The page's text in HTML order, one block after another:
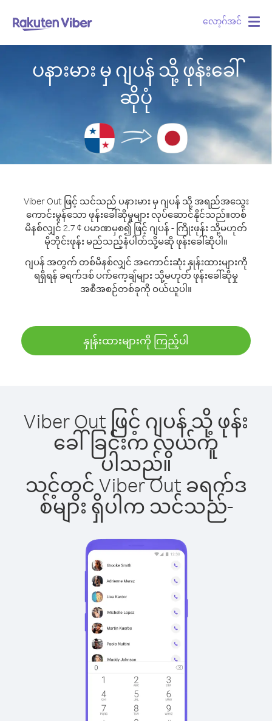
လော့ဂ်အင်
ပနားမား မှ ဂျပန် သို့ ဖုန်းခေါ်
ဆိုပုံ
Viber Out ဖြင့် သင်သည် ပနားမား မှ ဂျပန် သို့ အရည်အသွေး
ကောင်းမွန်သော ဖုန်းခေါ်ဆိုမှုများ လုပ်ဆောင်နိုင်သည်။တစ်
မိနစ်လျှင် 2.7 ¢ ပမာဏမှစ၍ ဖြင့် ဂျပန် - ကြိုးဖုန်း သို့မဟုတ်
မိုဘိုင်းဖုန်း မည်သည့်နံပါတ်သို့မဆို ဖုန်းခေါ်ဆိုပါ။
ဂျပန် အတွက် တစ်မိနစ်လျှင် အကောင်းဆုံး နှုန်းထားများကို
ရရှိရန် ခရက်ဒစ် ပက်ကေ့ချ်များ သို့မဟုတ် ဖုန်းခေါ်ဆိုမှု
အစီအစဉ်တစ်ခုကို ဝယ်ယူပါ။
နှုန်းထားများကို ကြည့်ပါ
Viber Out ဖြင့် ဂျပန် သို့ ဖုန်း
ခေါ်ခြင်းက လွယ်ကူ
ပါသည်။
သင့်တွင် Viber Out ခရက်ဒ
စ်များ ရှိပါက သင်သည်-